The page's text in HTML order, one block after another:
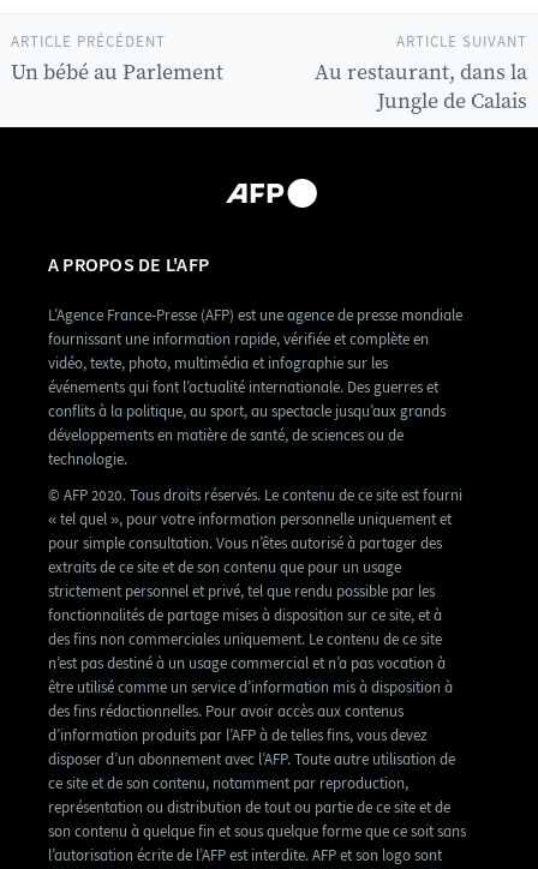
ARTICLE SUIVANT
Au restaurant, dans la
Jungle de Calais
ARTICLE PRÉCÉDENT
Un bébé au Parlement
A PROPOS DE L'AFP
L’Agence France-Presse (AFP) est une agence de presse mondiale
fournissant une information rapide, vérifiée et complète en
vidéo, texte, photo, multimédia et infographie sur les
événements qui font l’actualité internationale. Des guerres et
conflits à la politique, au sport, au spectacle jusqu’aux grands
développements en matière de santé, de sciences ou de
technologie.
© AFP 2020. Tous droits réservés. Le contenu de ce site est fourni
« tel quel », pour votre information personnelle uniquement et
pour simple consultation. Vous n’êtes autorisé à partager des
extraits de ce site et de son contenu que pour un usage
strictement personnel et privé, tel que rendu possible par les
fonctionnalités de partage mises à disposition sur ce site, et à
des fins non commerciales uniquement. Le contenu de ce site
n’est pas destiné à un usage commercial et n’a pas vocation à
être utilisé comme un service d’information mis à disposition à
des fins rédactionnelles. Pour avoir accès aux contenus
d’information produits par l’AFP à de telles fins, vous devez
disposer d’un abonnement avec l’AFP. Toute autre utilisation de
ce site et de son contenu, notamment par reproduction,
représentation ou distribution de tout ou partie de ce site et de
son contenu à quelque fin et sous quelque forme que ce soit sans
l’autorisation écrite de l’AFP est interdite. AFP et son logo sont